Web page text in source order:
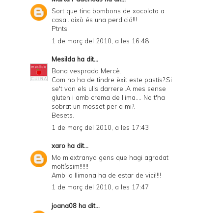
Sort que tinc bombons de xocolata a
casa...això és una perdició!!!
Ptnts
1 de març del 2010, a les 16:48
Mesilda ha dit...
Bona vesprada Mercè.
Com no ha de tindre èxit este pastís?.Si
se't van els ulls darrere!.A mes sense
gluten i amb crema de llima.... No t'ha
sobrat un mosset per a mi?.
Besets.
1 de març del 2010, a les 17:43
xaro ha dit...
Mo m'extranya gens que hagi agradat
moltíssim!!!!!!
Amb la llimona ha de estar de vici!!!!
1 de març del 2010, a les 17:47
joana08 ha dit...